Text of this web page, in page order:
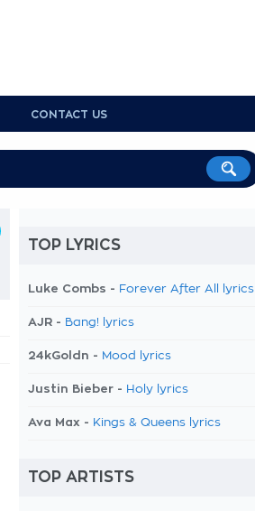
CONTACT US
TOP LYRICS
Luke Combs - Forever After All lyrics
AJR - Bang! lyrics
24kGoldn - Mood lyrics
Justin Bieber - Holy lyrics
Ava Max - Kings & Queens lyrics
TOP ARTISTS